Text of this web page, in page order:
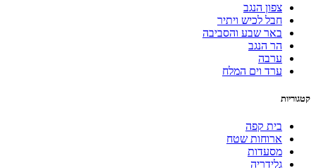
צפון הנגב
חבל לכיש ויתיר
באר שבע והסביבה
הר הנגב
ערבה
ערד וים המלח
קטגוריות
בית קפה
ארוחות שטח
מסעדות
גלידריה